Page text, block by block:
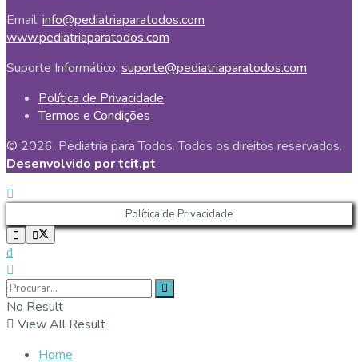
Email: info@pediatriaparatodos.com
www.pediatriaparatodos.com
Suporte Informático: suporte@pediatriaparatodos.com
Política de Privacidade
Termos e Condições
© 2026, Pediatria para Todos. Todos os direitos reservados.
Desenvolvido por tcit.pt
Política de Privacidade
No Result
View All Result
Home